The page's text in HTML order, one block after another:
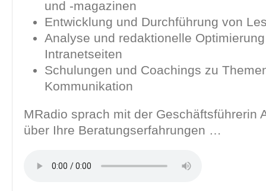
und -magazinen
Entwicklung und Durchführung von
Analyse und redaktionelle
Intranetseiten
Schulungen und Coachings zu
Kommunikation
MRadio sprach mit der Geschäftsführerin
über Ihre Beratungserfahrungen …